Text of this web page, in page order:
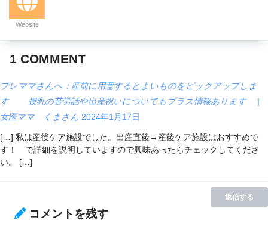
Website
1 COMMENT
プレママさんへ：産前に用意するとよいものをピックアップしま
す 授乳の苦労話や出産祝いについてもプラス情報あります |
女医ママ くまさん 2024年1月17日
[…] 私は産後ケア施設でした。出産直後→産後ケア施設はおすすめで
す！ で詳細を説明していますので興味あったらチェックしてくださ
い。 […]
返信する
コメントを残す